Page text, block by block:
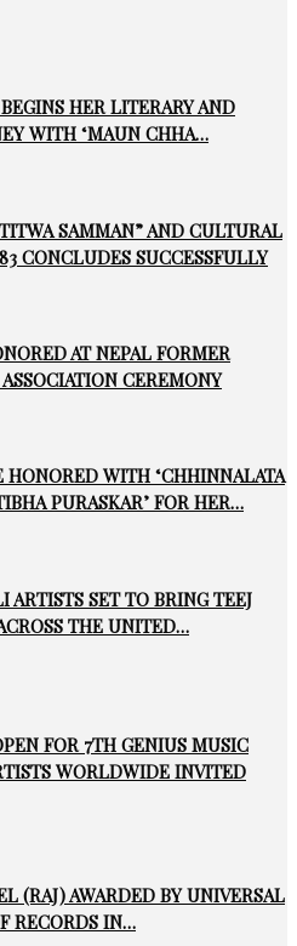
HER LITERARY AND
WITH ‘MAUN CHHA…
SAMMAN” AND CULTURAL
CONCLUDES SUCCESSFULLY
AT NEPAL FORMER
CEREMONY
HONORED WITH ‘CHHINNALATA
PURASKAR’ FOR HER…
ARTISTS SET TO BRING TEEJ
THE UNITED…
FOR 7TH GENIUS MUSIC
WORLDWIDE INVITED
(RAJ) AWARDED BY UNIVERSAL
RECORDS IN…